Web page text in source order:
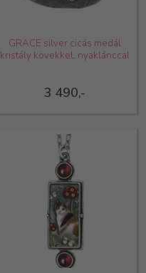
3 490,-
GRACE silver cicás medál
kristály kövekkel, nyaklánccal